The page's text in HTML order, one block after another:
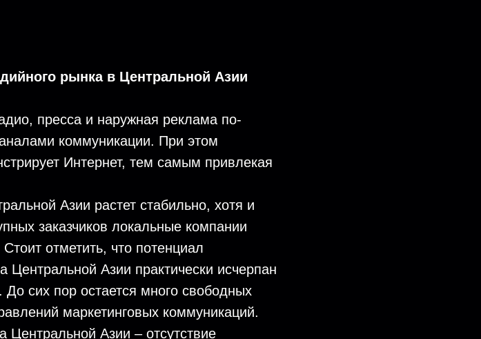
рынка в Центральной Азии
пресса и наружная реклама по-
коммуникации. При этом
Интернет, тем самым привлекая
Азии растет стабильно, хотя и
заказчиков локальные компании
отметить, что потенциал
Центральной Азии практически исчерпан
До сих пор остается много свободных
маркетинговых коммуникаций.
Азии – отсутствие